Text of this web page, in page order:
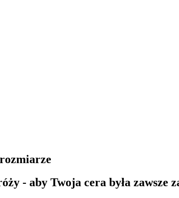
- aby Twoja cera była zawsze